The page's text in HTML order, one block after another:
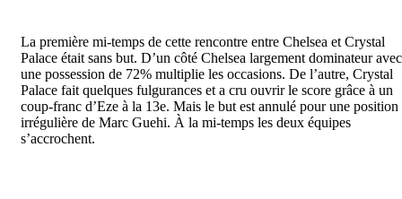
La première mi-temps de cette rencontre entre Chelsea et Crystal
Palace était sans but. D’un côté Chelsea largement dominateur avec
une possession de 72% multiplie les occasions. De l’autre, Crystal
Palace fait quelques fulgurances et a cru ouvrir le score grâce à un
coup-franc d’Eze à la 13e. Mais le but est annulé pour une position
irrégulière de Marc Guehi. À la mi-temps les deux équipes
s’accrochent.